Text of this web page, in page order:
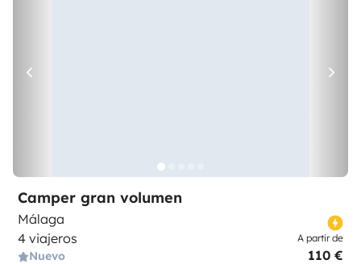
Camper gran volumen
Málaga
4 viajeros
Nuevo
A partir de
110 €